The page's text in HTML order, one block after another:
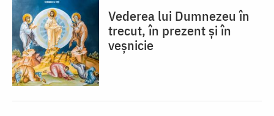
Vederea lui Dumnezeu în
trecut, în prezent și în
veșnicie